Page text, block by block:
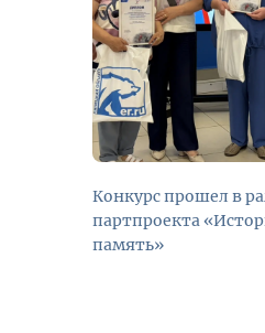
Конкурс прошел в
партпроекта
память»